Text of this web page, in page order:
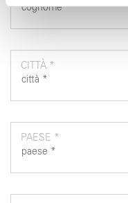
nostri partner che si
pubblicità e social
raccolto dal suo
CITTÀ *
PAESE *